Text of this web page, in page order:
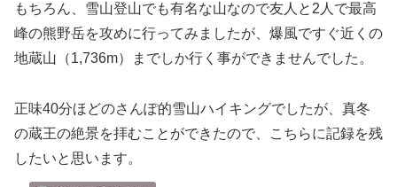
もちろん、雪山登山でも有名な山なので友人と2人で最高
峰の熊野岳を攻めに行ってみましたが、爆風ですぐ近くの
地蔵山（1,736m）までしか行く事ができませんでした。
正味40分ほどのさんぽ的雪山ハイキングでしたが、真冬
の蔵王の絶景を拝むことができたので、こちらに記録を残
したいと思います。